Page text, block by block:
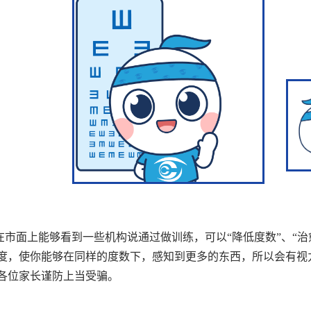
市面上能够看到一些机构说通过做训练，可以“降低度数”、“
，使你能够在同样的度数下，感知到更多的东西，所以会有
位家长谨防上当受骗。